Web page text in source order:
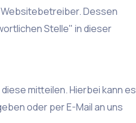
Dessen
Stelle" in dieser
mitteilen. Hierbei kann es
oder per E-Mail an uns